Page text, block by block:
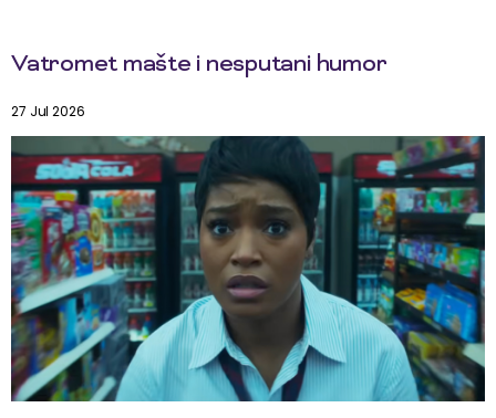
Vatromet mašte i nesputani humor
27 Jul 2026